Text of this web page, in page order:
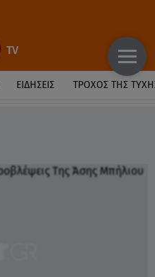
ΕΙΔΉΣΕΙΣ ΤΡΟΧΌΣ ΤΗΣ